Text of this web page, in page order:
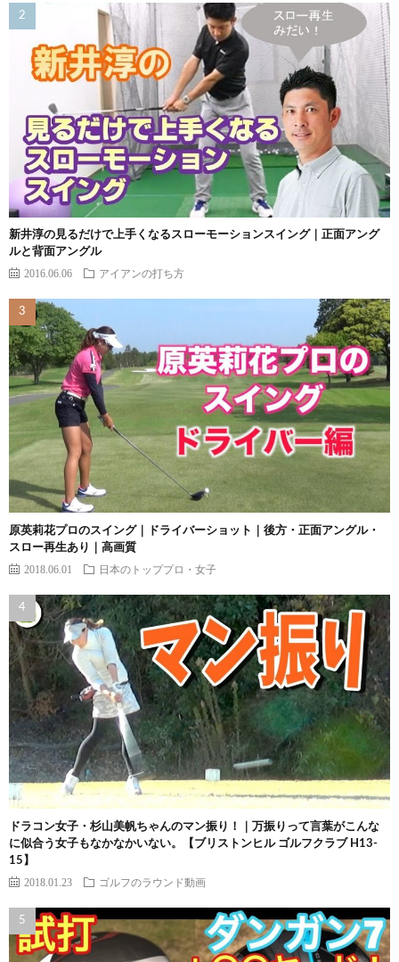
新井淳の見るだけで上手くなるスローモーションスイング｜正面アング
ルと背面アングル
2016.06.06 アイアンの打ち方
原英莉花プロのスイング｜ドライバーショット｜後方・正面アングル・
スロー再生あり｜高画質
2018.06.01 日本のトッププロ・女子
ドラコン女子・杉山美帆ちゃんのマン振り！｜万振りって言葉がこんな
に似合う女子もなかなかいない。【ブリストンヒル ゴルフクラブ H13-
15】
2018.01.23 ゴルフのラウンド動画